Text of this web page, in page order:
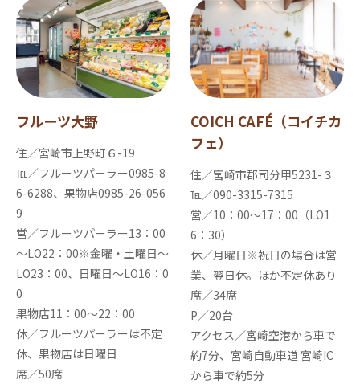
フルーツ大野
住／宮崎市上野町６-19
℡／フルーツパーラー0985-8
6-6288、果物店0985-26-056
9
営／フルーツパーラー13：00
～LO22：00※金曜・土曜日～
LO23：00、日曜日～LO16：0
0
果物店11：00～22：00
休／フルーツパーラーは不定
休、果物店は日曜日
席／50席
COICH CAFÉ（コイチカ
フェ）
住／宮崎市郡司分甲5231-３
℡／090-3315-7315
営／10：00～17：00（LO1
6：30）
休／月曜日※祝日の場合は営
業、翌日休。ほか不定休あり
席／34席
P／20台
アクセス／宮崎空港から車で
約7分、宮崎自動車道 宮崎IC
から車で約5分